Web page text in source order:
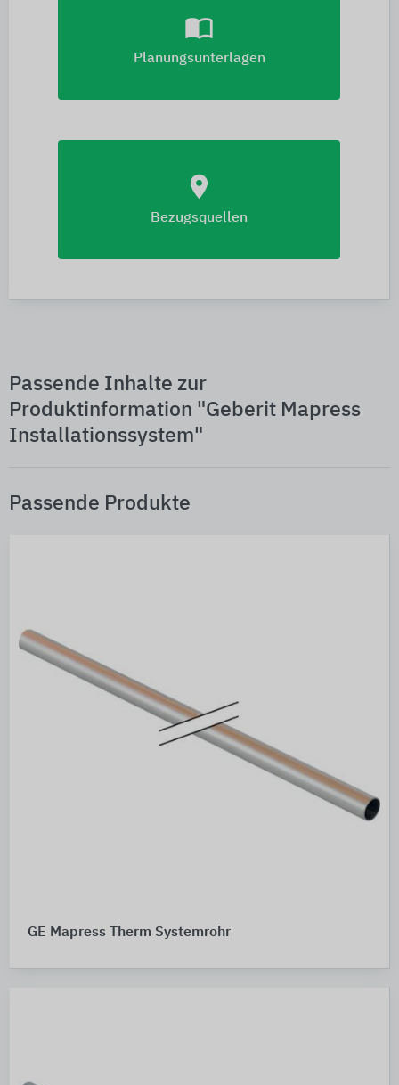
import_contacts
Planungsunterlagen
location_on
Bezugsquellen
Passende Inhalte zur
Produktinformation "Geberit Mapress
Installationssystem"
Passende Produkte
GE Mapress Therm Systemrohr